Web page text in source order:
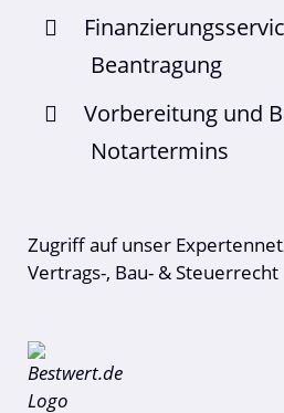
Beantragung
Vorbereitung und
Notartermins
Zugriff auf unser
Vertrags-, Bau- & Steuerrecht